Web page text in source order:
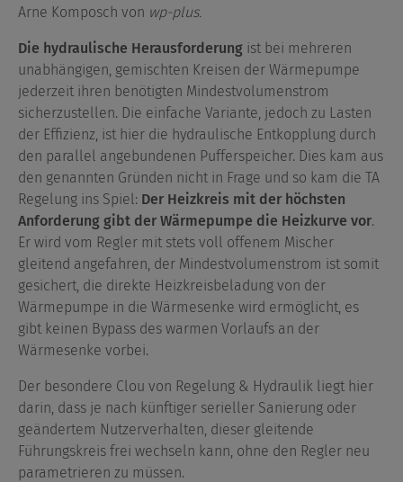
Arne Komposch von wp-plus.
Die hydraulische Herausforderung ist bei mehreren
unabhängigen, gemischten Kreisen der Wärmepumpe
jederzeit ihren benötigten Mindestvolumenstrom
sicherzustellen. Die einfache Variante, jedoch zu Lasten
der Effizienz, ist hier die hydraulische Entkopplung durch
den parallel angebundenen Pufferspeicher. Dies kam aus
den genannten Gründen nicht in Frage und so kam die TA
Regelung ins Spiel: Der Heizkreis mit der höchsten
Anforderung gibt der Wärmepumpe die Heizkurve vor.
Er wird vom Regler mit stets voll offenem Mischer
gleitend angefahren, der Mindestvolumenstrom ist somit
gesichert, die direkte Heizkreisbeladung von der
Wärmepumpe in die Wärmesenke wird ermöglicht, es
gibt keinen Bypass des warmen Vorlaufs an der
Wärmesenke vorbei.
Der besondere Clou von Regelung & Hydraulik liegt hier
darin, dass je nach künftiger serieller Sanierung oder
geändertem Nutzerverhalten, dieser gleitende
Führungskreis frei wechseln kann, ohne den Regler neu
parametrieren zu müssen.